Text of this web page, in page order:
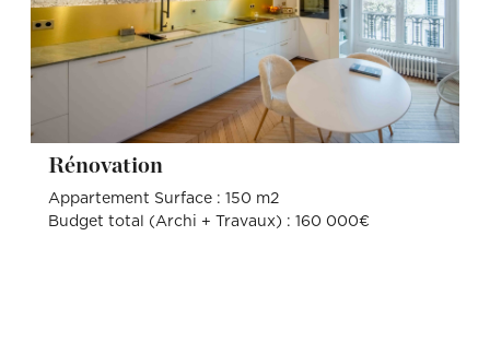
Rénovation
Appartement Surface : 150 m2
Budget total (Archi + Travaux) : 160 000€